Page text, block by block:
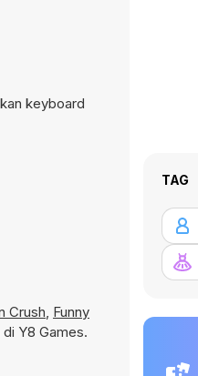
keyboard
Crush, Funny
Y8 Games.
TAG